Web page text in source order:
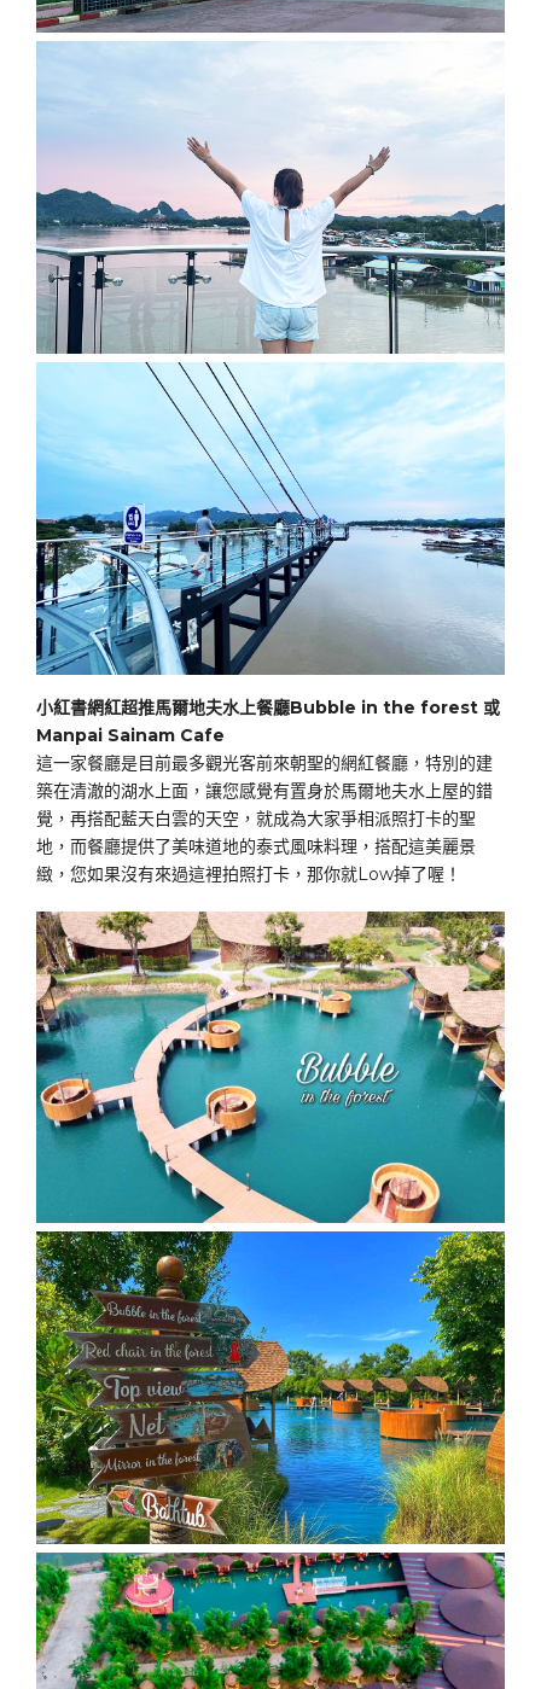
小紅書網紅超推馬爾地夫水上餐廳Bubble in the forest 或
Manpai Sainam Cafe
這一家餐廳是目前最多觀光客前來朝聖的網紅餐廳，特別的建
築在清澈的湖水上面，讓您感覺有置身於馬爾地夫水上屋的錯
覺，再搭配藍天白雲的天空，就成為大家爭相派照打卡的聖
地，而餐廳提供了美味道地的泰式風味料理，搭配這美麗景
緻，您如果沒有來過這裡拍照打卡，那你就Low掉了喔！